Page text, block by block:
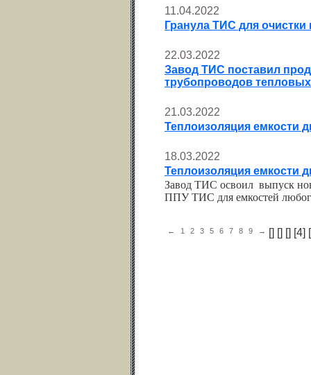
11.04.2022
Гранула ТИС для
22.03.2022
Завод ТИС поставил
трубопроводов
21.03.2022
Теплоизоляция емкости
18.03.2022
Теплоизоляция емкости
Завод ТИС освоил выпуск
ППУ ТИС для емкостей
← [
1 ] [
2 ] [
3 ] [4] [
5 6 7 8 9 →